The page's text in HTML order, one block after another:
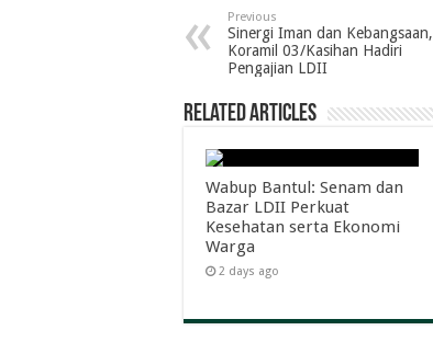
Previous
Sinergi Iman dan Kebangsaan,
Koramil 03/Kasihan Hadiri
Pengajian LDII
Related Articles
Wabup Bantul: Senam dan
Bazar LDII Perkuat
Kesehatan serta Ekonomi
Warga
2 days ago